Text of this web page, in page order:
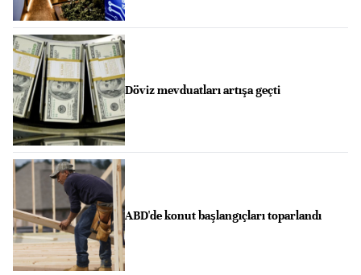
Döviz mevduatları artışa geçti
ABD'de konut başlangıçları toparlandı